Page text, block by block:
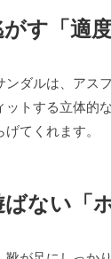
す「適
ンダルは、アス
トする立体的
てくれます。
ない「